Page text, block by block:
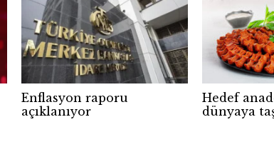
Enflasyon raporu
açıklanıyor
Hedef
dünyaya